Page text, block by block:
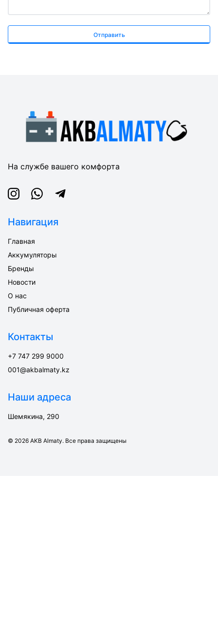
Отправить
На службе вашего комфорта
InstagramWhatsappTelegram
Навигация
Главная
Аккумуляторы
Бренды
Новости
О нас
Публичная оферта
Контакты
+7 747 299 9000
001@akbalmaty.kz
Наши адреса
Шемякина, 290
© 2026 AKB Almaty. Все права защищены